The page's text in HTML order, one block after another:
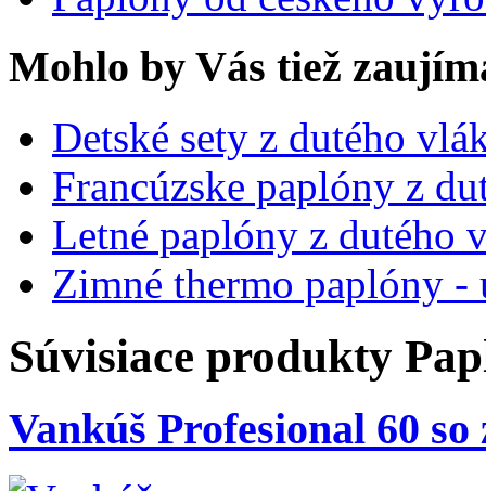
Mohlo by Vás tiež
Detské sety z dutého
Francúzske paplóny z
Letné paplóny z dutého
Zimné thermo paplóny -
Súvisiace produkty
Vankúš Profesional 60 so